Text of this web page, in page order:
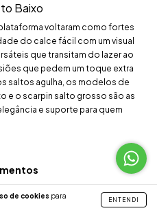
de cookies para
ENTENDI
Baixo
voltaram como fortes
do calce fácil com um visual
que transitam do lazer ao
que pedem um toque extra
saltos agulha, os modelos de
e o scarpin salto grosso são as
e suporte para quem